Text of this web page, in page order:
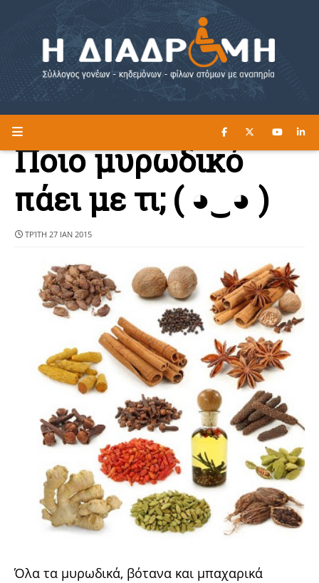
Η ΔΙΑΔΡΟΜΗ ΔΙΑΒΑΣΤΕ ΕΔΩ ►
Ποιο μυρωδικό
πάει με τι; ( ◕‿◕ )
ΤΡΊΤΗ 27 ΙΑΝ 2015
Όλα τα μυρωδικά, βότανα και μπαχαρικά